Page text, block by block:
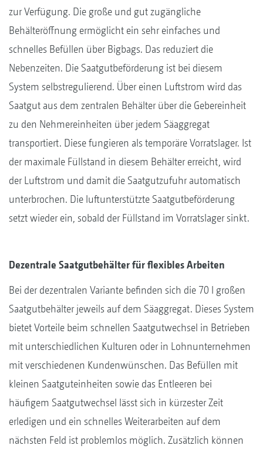
zur Verfügung. Die große und gut zugängliche
Behälteröffnung ermöglicht ein sehr einfaches und
schnelles Befüllen über Bigbags. Das reduziert die
Nebenzeiten. Die Saatgutbeförderung ist bei diesem
System selbstregulierend. Über einen Luftstrom wird das
Saatgut aus dem zentralen Behälter über die Gebereinheit
zu den Nehmereinheiten über jedem Säaggregat
transportiert. Diese fungieren als temporäre Vorratslager. Ist
der maximale Füllstand in diesem Behälter erreicht, wird
der Luftstrom und damit die Saatgutzufuhr automatisch
unterbrochen. Die luftunterstützte Saatgutbeförderung
setzt wieder ein, sobald der Füllstand im Vorratslager sinkt.
Dezentrale Saatgutbehälter für flexibles Arbeiten
Bei der dezentralen Variante befinden sich die 70 l großen
Saatgutbehälter jeweils auf dem Säaggregat. Dieses System
bietet Vorteile beim schnellen Saatgutwechsel in Betrieben
mit unterschiedlichen Kulturen oder in Lohnunternehmen
mit verschiedenen Kundenwünschen. Das Befüllen mit
kleinen Saatguteinheiten sowie das Entleeren bei
häufigem Saatgutwechsel lässt sich in kürzester Zeit
erledigen und ein schnelles Weiterarbeiten auf dem
nächsten Feld ist problemlos möglich. Zusätzlich können